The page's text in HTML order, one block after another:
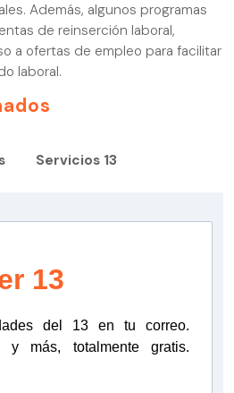
Además, algunos programas
de reinserción laboral,
a ofertas de empleo para facilitar
laboral.
Servicios 13
13
del 13 en tu correo.
y más, totalmente gratis.